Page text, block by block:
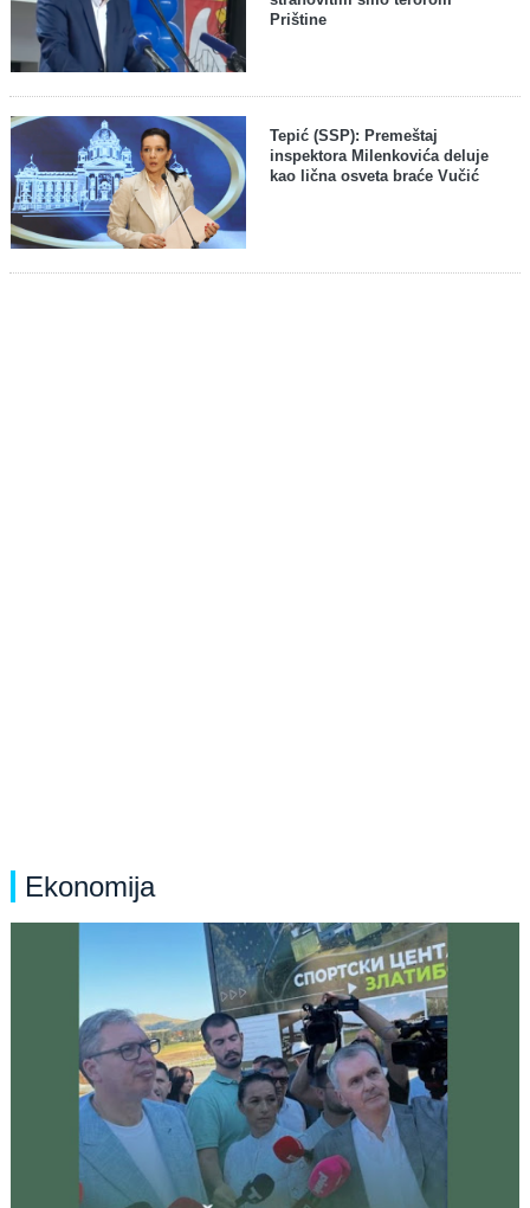
Prištine
Tepić (SSP): Premeštaj
inspektora Milenkovića deluje
kao lična osveta braće Vučić
Ekonomija